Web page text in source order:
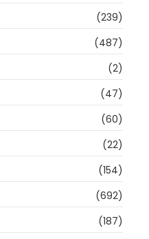
(239)
(487)
(2)
(47)
(60)
(22)
(154)
(692)
(187)